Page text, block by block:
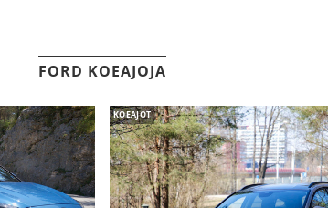
FORD KOEAJOJA
KOEAJOT